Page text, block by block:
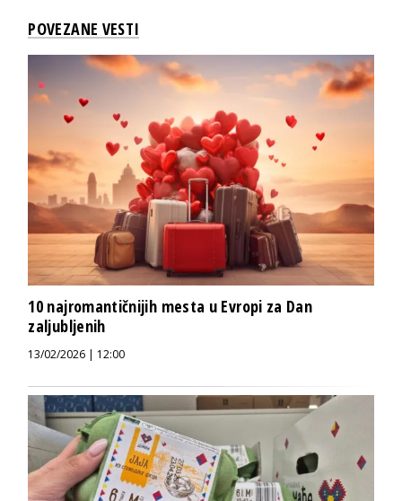
POVEZANE VESTI
10 najromantičnijih mesta u Evropi za Dan
zaljubljenih
13/02/2026 | 12:00